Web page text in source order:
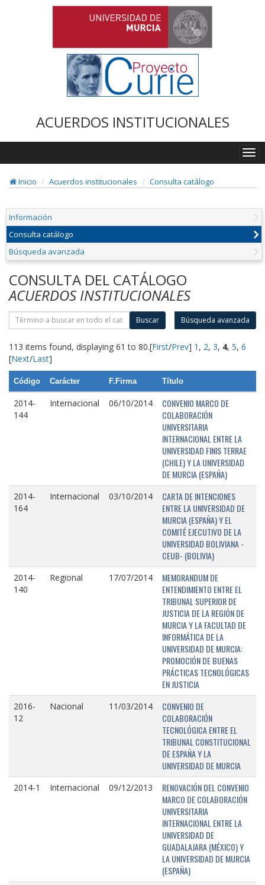
ACUERDOS INSTITUCIONALES
Inicio
Acuerdos institucionales Consulta catálogo
Información
Consulta catálogo
Búsqueda avanzada
CONSULTA DEL CATÁLOGO
ACUERDOS INSTITUCIONALES
Buscar Búsqueda avanzada
113 items found, displaying 61 to 80.[First/Prev] 1 , 2, 3, 4, 5, 6
[Next/Last]
Código Carácter F.Firma Título
2014-
144
Internacional 06/10/2014
CONVENIO MARCO DE
COLABORACIÓN
UNIVERSITARIA
INTERNACIONAL ENTRE LA
UNIVERSIDAD FINIS TERRAE
(CHILE) Y LA UNIVERSIDAD
DE MURCIA (ESPAÑA)
2014-
164
Internacional 03/10/2014
CARTA DE INTENCIONES
ENTRE LA UNIVERSIDAD DE
MURCIA (ESPAÑA) Y EL
COMITÉ EJECUTIVO DE LA
UNIVERSIDAD BOLIVIANA -
CEUB- (BOLIVIA)
2014-
140
Regional 17/07/2014
MEMORANDUM DE
ENTENDIMIENTO ENTRE EL
TRIBUNAL SUPERIOR DE
JUSTICIA DE LA REGIÓN DE
MURCIA Y LA FACULTAD DE
INFORMÁTICA DE LA
UNIVERSIDAD DE MURCIA:
PROMOCIÓN DE BUENAS
PRÁCTICAS TECNOLÓGICAS
EN JUSTICIA
2016-
12
Nacional 11/03/2014
CONVENIO DE
COLABORACIÓN
TECNOLÓGICA ENTRE EL
TRIBUNAL CONSTITUCIONAL
DE ESPAÑA Y LA
UNIVERSIDAD DE MURCIA
2014-1 Internacional 09/12/2013
RENOVACIÓN DEL CONVENIO
MARCO DE COLABORACIÓN
UNIVERSITARIA
INTERNACIONAL ENTRE LA
UNIVERSIDAD DE
GUADALAJARA (MÉXICO) Y
LA UNIVERSIDAD DE MURCIA
(ESPAÑA)